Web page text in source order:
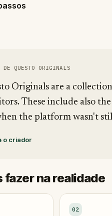
DE QUESTO ORIGINALS
Originals are a
These include also
the platform wasn't
o criador
fazer na realidade
02